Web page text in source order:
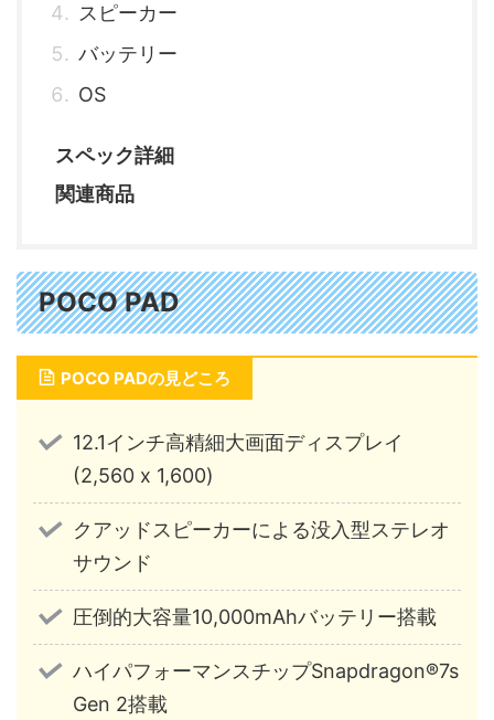
スピーカー
バッテリー
OS
スペック詳細
関連商品
POCO PAD
POCO PADの見どころ
12.1インチ高精細大画面ディスプレイ
(2,560 x 1,600)
クアッドスピーカーによる没入型ステレオ
サウンド
圧倒的大容量10,000mAhバッテリー搭載
ハイパフォーマンスチップSnapdragon®7s
Gen 2搭載